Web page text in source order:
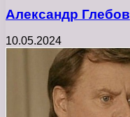
Александр Глебов
10.05.2024